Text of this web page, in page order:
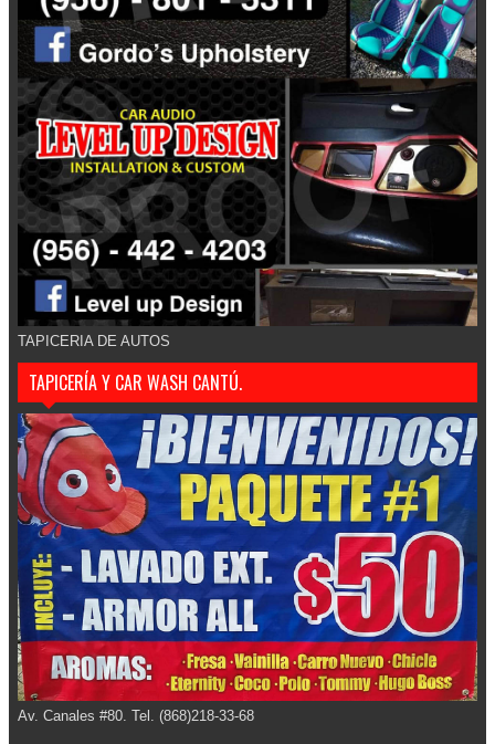
TAPICERIA DE AUTOS
TAPICERÍA Y CAR WASH CANTÚ.
Av. Canales #80. Tel. (868)218-33-68